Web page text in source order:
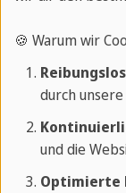
Hast du
Malta? Wir
deines
🍪 Warum wir
durch
und die
Optimierte